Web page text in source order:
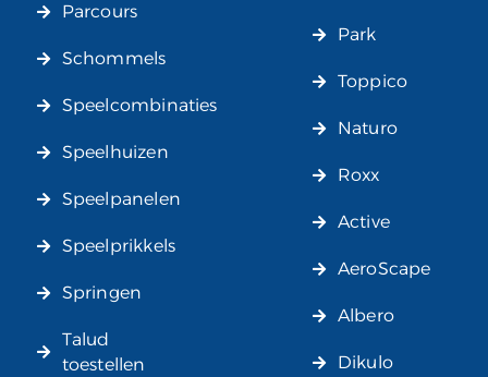
Parcours
Schommels
Speelcombinaties
Speelhuizen
Speelpanelen
Speelprikkels
Springen
Talud
toestellen
Park
Toppico
Naturo
Roxx
Active
AeroScape
Albero
Dikulo